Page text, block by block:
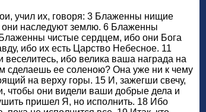
учил их, говоря: 3 Блаженны нищие
наследуют землю. 6 Блаженны
чистые сердцем, ибо они Бога
ибо их есть Царство Небесное. 11
веселитесь, ибо велика ваша награда на
сделаешь ее соленою? Она уже ни к чему
на верху горы. 15 И, зажегши свечу,
чтобы они видели ваши добрые дела и
пришел Я, но исполнить. 18 Ибо